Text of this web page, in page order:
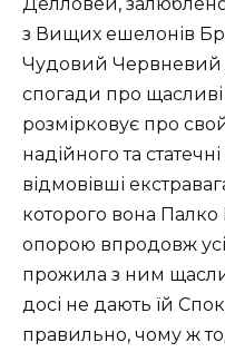
Делловей,
з Вищих ешелонів
Чудовий Червневий
спогади про
розмірковує про
надійного та
відмовівші
которого вона
опорою впродовж
прожила з ним
досі не дають їй
правильно, чому ж